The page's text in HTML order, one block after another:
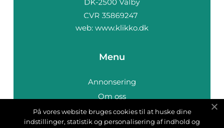
web: www.klikko.dk
Menu
Annonsering
Om oss
Cookies
Kontakta oss
På vores website bruges cookies til at huske dine
indstillinger, statistik og personalisering af indhold og